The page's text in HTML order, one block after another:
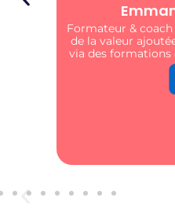
Formateur & coach
de la valeur
via des formations